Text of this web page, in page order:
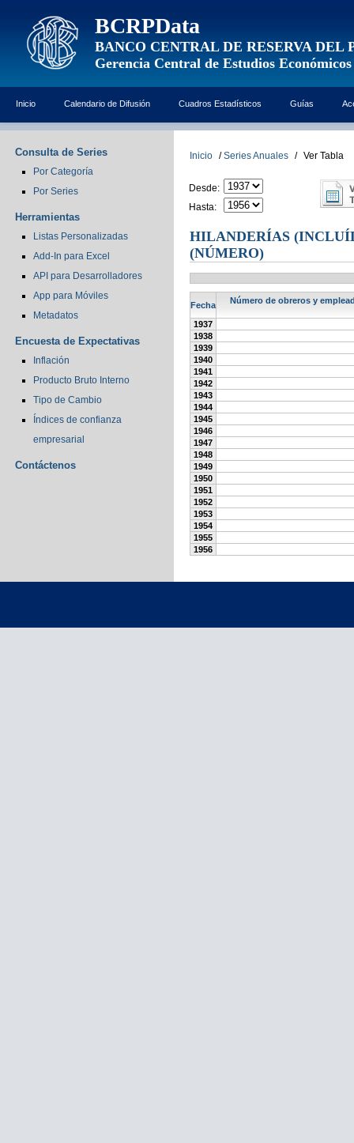
BCRPData
BANCO CENTRAL DE RESERVA DEL
Gerencia Central de Estudios Económicos
Inicio Calendario de Difusión Cuadros Estadísticos Guías
Consulta de Series
Por Categoría
Por Series
Herramientas
Listas Personalizadas
Add-In para Excel
API para Desarrolladores
App para Móviles
Metadatos
Encuesta de Expectativas
Inflación
Producto Bruto Interno
Tipo de Cambio
Índices de confianza
empresarial
Contáctenos
Inicio / Series Anuales / Ver Tabla
Desde:
Hasta:
HILANDERÍAS
(NÚMERO)
Fecha Número de obreros y
1937
1938
1939
1940
1941
1942
1943
1944
1945
1946
1947
1948
1949
1950
1951
1952
1953
1954
1955
1956